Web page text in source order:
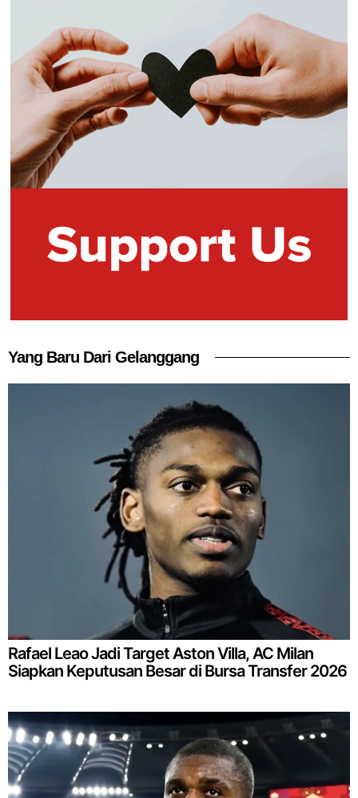
Yang Baru Dari Gelanggang
Rafael Leao Jadi Target Aston Villa, AC Milan
Siapkan Keputusan Besar di Bursa Transfer 2026